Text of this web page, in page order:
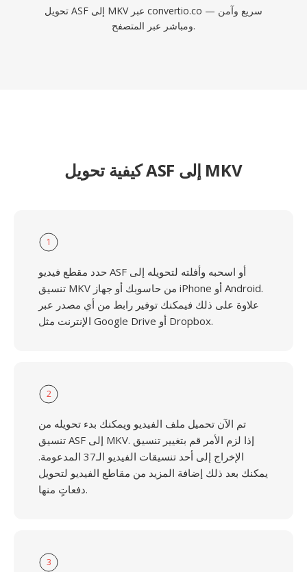
تحويل ASF إلى MKV عبر convertio.co — سريع وآمن
ومباشر عبر المتصفح.
كيفية تحويل ASF إلى MKV
1
حدد مقطع فيديو ASF أو اسحبه وأفلته لتحويله إلى
تنسيق MKV من حاسوبك أو جهاز iPhone أو Android.
علاوة على ذلك فيمكنك توفير رابط من أي مصدر عبر
الإنترنت مثل Google Drive أو Dropbox.
2
تم الآن تحميل ملف الفيديو ويمكنك بدء تحويله من
تنسيق ASF إلى MKV. إذا لزم الأمر قم بتغيير تنسيق
الإخراج إلى أحد تنسيقات الفيديو الـ37 المدعومة.
يمكنك بعد ذلك إضافة المزيد من مقاطع الفيديو لتحويل
دفعاتٍ منها.
3